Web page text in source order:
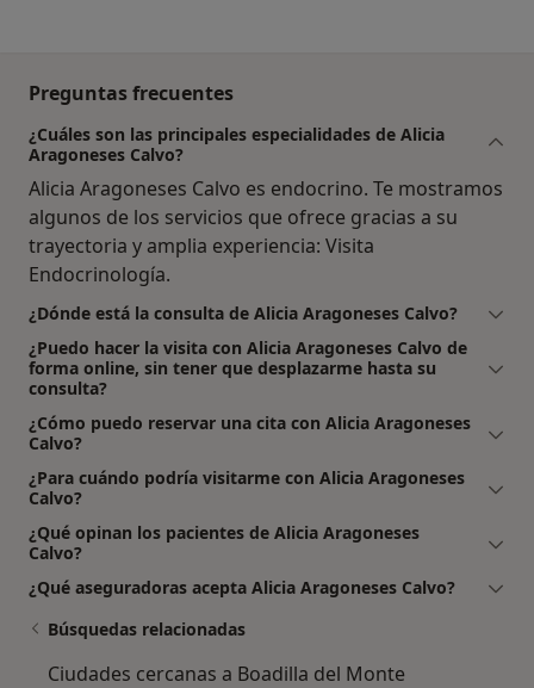
Preguntas frecuentes
¿Cuáles son las principales especialidades de Alicia
Aragoneses Calvo?
Alicia Aragoneses Calvo es endocrino. Te mostramos
algunos de los servicios que ofrece gracias a su
trayectoria y amplia experiencia: Visita
Endocrinología.
¿Dónde está la consulta de Alicia Aragoneses Calvo?
¿Puedo hacer la visita con Alicia Aragoneses Calvo de
forma online, sin tener que desplazarme hasta su
consulta?
¿Cómo puedo reservar una cita con Alicia Aragoneses
Calvo?
¿Para cuándo podría visitarme con Alicia Aragoneses
Calvo?
¿Qué opinan los pacientes de Alicia Aragoneses
Calvo?
¿Qué aseguradoras acepta Alicia Aragoneses Calvo?
Búsquedas relacionadas
Ciudades cercanas a Boadilla del Monte